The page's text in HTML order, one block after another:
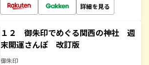
詳細を見る
１２ 御朱印でめぐる関西の神社 週
末開運さんぽ 改訂版
御朱印